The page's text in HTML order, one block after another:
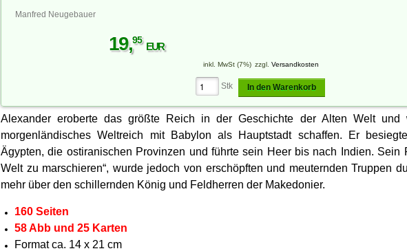
Manfred Neugebauer
19,95
EUR
inkl. MwSt (7%) zzgl. Versandkosten
Stk In den Warenkorb
Alexander eroberte das größte Reich in der Geschichte der Alten Welt und
morgenländisches Weltreich mit Babylon als Hauptstadt schaffen. Er
Ägypten, die ostiranischen Provinzen und führte sein Heer bis nach Indien. Sein
Welt zu marschieren“, wurde jedoch von erschöpften und meuternden Truppen
mehr über den schillernden König und Feldherren der Makedonier.
160 Seiten
58 Abb und 25 Karten
Format ca. 14 x 21 cm